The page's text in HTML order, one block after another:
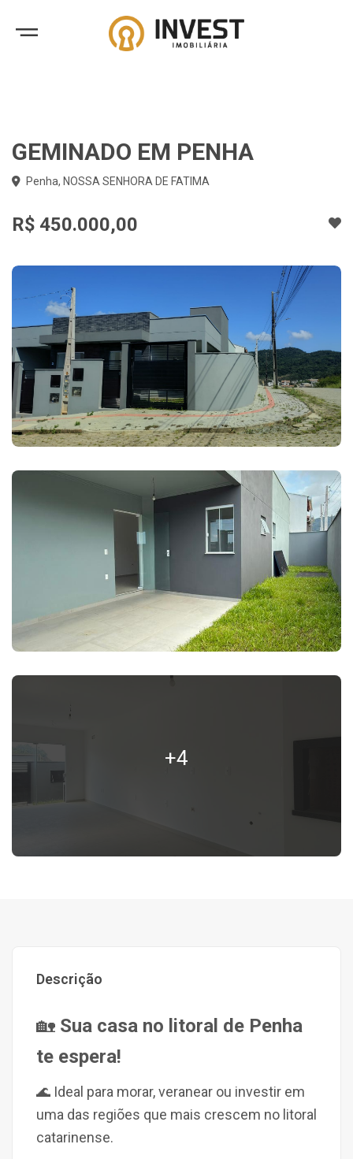
GEMINADO EM PENHA
Penha, NOSSA SENHORA DE FATIMA
R$ 450.000,00
+4
Descrição
🏡 Sua casa no litoral de Penha
te espera!
🌊 Ideal para morar, veranear ou investir em
uma das regiões que mais crescem no litoral
catarinense.